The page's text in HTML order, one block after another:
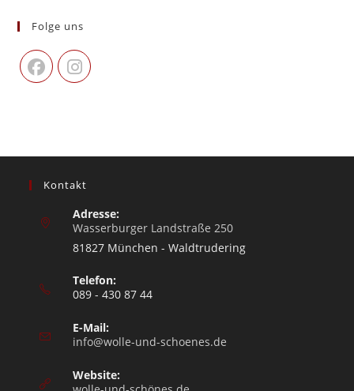
Folge uns
Kontakt
Adresse:
Wasserburger Landstraße 250
81827 München - Waldtrudering
Telefon:
089 - 430 87 44
E-Mail:
info@wolle-und-schoenes.de
Website: